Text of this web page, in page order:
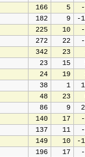
166
   5
182
   9
-
225
  10
272
  22
342
  23
  23
  15
  24
  19
  38
   1
  48
  23
  86
   9
140
  17
137
  11
149
  10
-
196
  17